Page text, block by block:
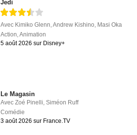
Jedi
Avec Kimiko Glenn,Andrew Kishino, Masi Oka
Action,Animation
5 août 2026 sur Disney+
Le Magasin
AvecZoé Pinelli ,Siméon Ruff
Comédie
3 août 2026 sur France.TV